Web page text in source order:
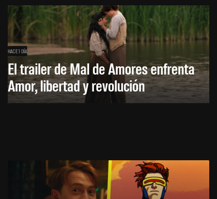
HACE 1 DÍA
El trailer de Mal de Amores enfrenta
Amor, libertad y revolución